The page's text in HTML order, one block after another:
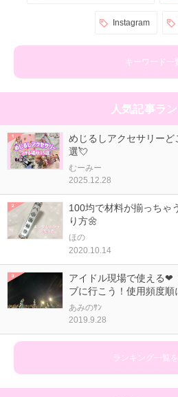
Instagram
キーワード一
人気記事ラ
めじるしアクセサリー
選💘
むーみー
2025.12.28
100均で材料が揃っちゃ
り方🌼
ほの
2020.10.14
アイドル現場で使える❤
ブに行こう！使用頻度順
あみのｻﾝ
2019.9.28
ランキング一覧